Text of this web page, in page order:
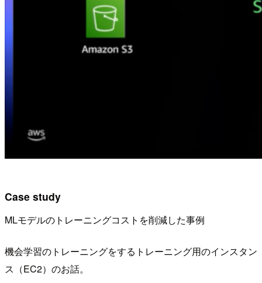
Case study
MLモデルのトレーニングコストを削減した事例
機会学習のトレーニングをするトレーニング用のインスタン
ス（EC2）のお話。